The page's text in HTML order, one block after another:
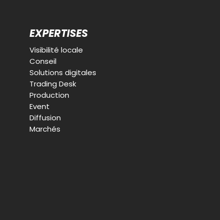
EXPERTISES
Visibilité locale
Conseil
Solutions digitales
Trading Desk
Production
Event
Diffusion
Marchés